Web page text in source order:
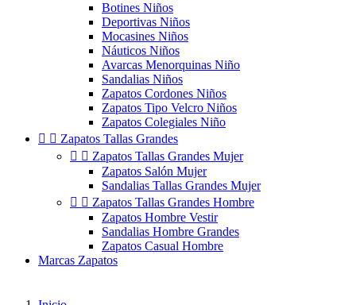
Botines Niños
Deportivas Niños
Mocasines Niños
Náuticos Niños
Avarcas Menorquinas Niño
Sandalias Niños
Zapatos Cordones Niños
Zapatos Tipo Velcro Niños
Zapatos Colegiales Niño
  Zapatos Tallas Grandes
  Zapatos Tallas Grandes Mujer
Zapatos Salón Mujer
Sandalias Tallas Grandes Mujer
  Zapatos Tallas Grandes Hombre
Zapatos Hombre Vestir
Sandalias Hombre Grandes
Zapatos Casual Hombre
Marcas Zapatos